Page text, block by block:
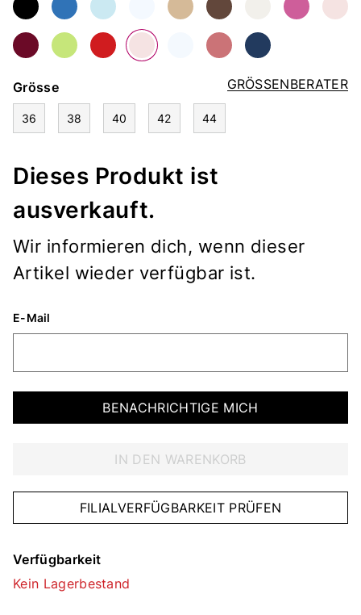
GRÖSSENBERATER
Grösse
36 38 40 42 44
Dieses Produkt ist
ausverkauft.
Wir informieren dich, wenn dieser
Artikel wieder verfügbar ist.
E-Mail
BENACHRICHTIGE MICH
IN DEN WARENKORB
FILIALVERFÜGBARKEIT PRÜFEN
Verfügbarkeit
Kein Lagerbestand